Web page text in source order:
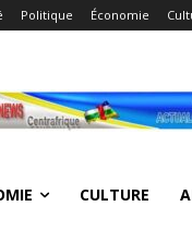
Politique Économie
CULTURE